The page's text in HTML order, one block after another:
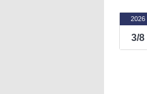
2026
3/8